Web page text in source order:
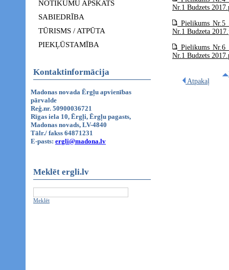
NOTIKUMU APSKATS
SABIEDRĪBA
TŪRISMS / ATPŪTA
PIEKĻŪSTAMĪBA
Kontaktinformācija
Madonas novada Ērgļu apvienības
pārvalde
Reģ.nr. 50900036721
Rīgas iela 10, Ērgļi, Ērgļu pagasts,
Madonas novads, LV-4840
Tālr./ fakss 64871231
E-pasts: ergli@madona.lv
Meklēt ergli.lv
Meklēt
Nr.1 Budzets
Pielikums Nr.5
Nr.1 Budzeta
Pielikums Nr.6
Nr.1 Budzets
Atpakaļ